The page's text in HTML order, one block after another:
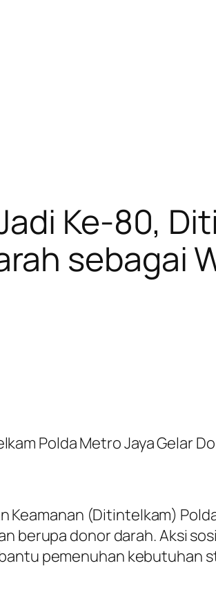
Ke-80,
sebagai
Polda Metro Jaya Gelar
(Ditintelkam)
berupa donor darah. Aksi
pemenuhan kebutuhan